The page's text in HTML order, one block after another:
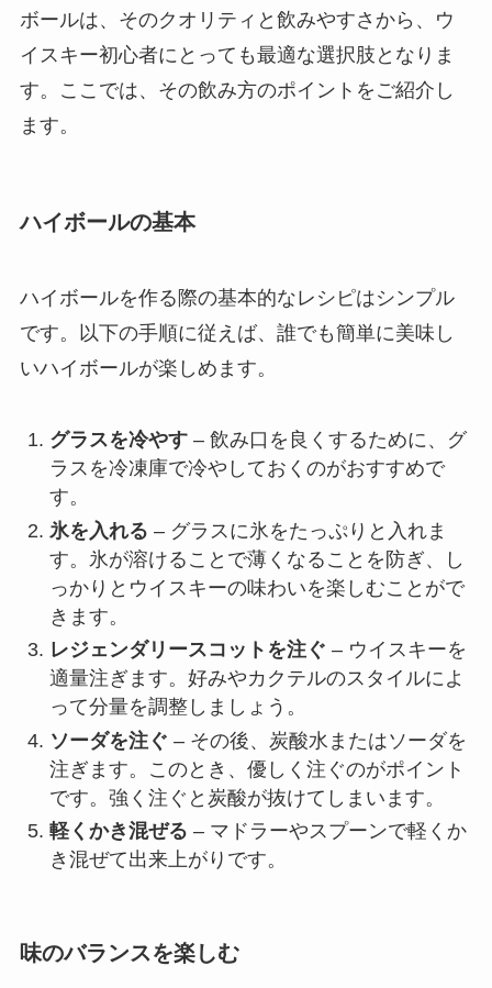
ボールは、そのクオリティと飲みやすさから、ウ
イスキー初心者にとっても最適な選択肢となりま
す。ここでは、その飲み方のポイントをご紹介し
ます。
ハイボールの基本
ハイボールを作る際の基本的なレシピはシンプル
です。以下の手順に従えば、誰でも簡単に美味し
いハイボールが楽しめます。
グラスを冷やす– 飲み口を良くするために、グ
ラスを冷凍庫で冷やしておくのがおすすめで
す。
氷を入れる – グラスに氷をたっぷりと入れま
す。氷が溶けることで薄くなることを防ぎ、し
っかりとウイスキーの味わいを楽しむことがで
きます。
レジェンダリースコットを注ぐ – ウイスキーを
適量注ぎます。好みやカクテルのスタイルによ
って分量を調整しましょう。
ソーダを注ぐ – その後、炭酸水またはソーダを
注ぎます。このとき、優しく注ぐのがポイント
です。強く注ぐと炭酸が抜けてしまいます。
軽くかき混ぜる – マドラーやスプーンで軽くか
き混ぜて出来上がりです。
味のバランスを楽しむ